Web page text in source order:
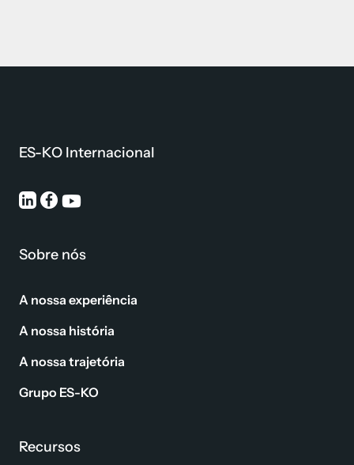
ES-KO Internacional
Sobre nós
A nossa experiência
A nossa história
A nossa trajetória
Grupo ES-KO
Recursos